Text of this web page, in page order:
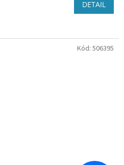
DETAIL
Kód: 506395